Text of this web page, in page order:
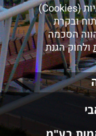
אנחנו משתמשים בעוגיות (Cookies)
ובקרת
הסכמה
ולחוק הגנת